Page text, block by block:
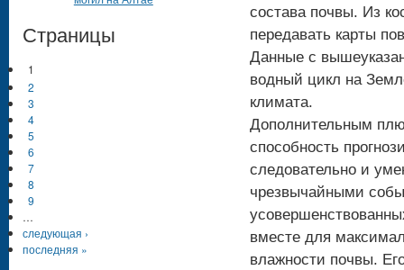
состава почвы. Из
передавать карты
Данные с
водный цикл на
климата.
Дополнительным
способность
следовательно и
чрезвычайными
вместе для
влажности почвы.
Страницы
1
2
3
4
5
6
7
8
9
…
следующая ›
последняя »